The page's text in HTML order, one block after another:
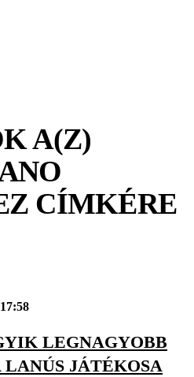
A(Z)
CÍMKÉRE
LEGNAGYOBB
JÁTÉKOSA